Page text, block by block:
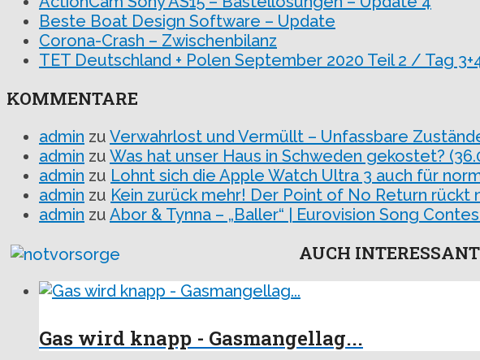
Beste Boat Design Software – Update
Corona-Crash – Zwischenbilanz
TET Deutschland + Polen September 2020 Teil 2 / Tag
KOMMENTARE
admin zu Verwahrlost und Vermüllt – Unfassbare
admin zu Was hat unser Haus in Schweden gekostet?
admin zu Lohnt sich die Apple Watch Ultra 3 auch für
admin zu Kein zurück mehr! Der Point of No Return rückt
admin zu Abor & Tynna – „Baller“ | Eurovision Song
AUCH
Gas wird knapp - Gasmangellag...